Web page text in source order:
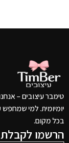
טימבר עיצובים –
יומיומית. למי שמחפש
בכל מקום.
הרשמו